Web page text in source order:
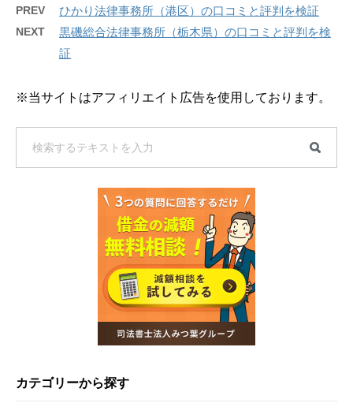
PREV ひかり法律事務所（港区）の口コミと評判を検証
NEXT
黒磯総合法律事務所（栃木県）の口コミと評判を検
証
※当サイトはアフィリエイト広告を使用しております。
カテゴリーから探す